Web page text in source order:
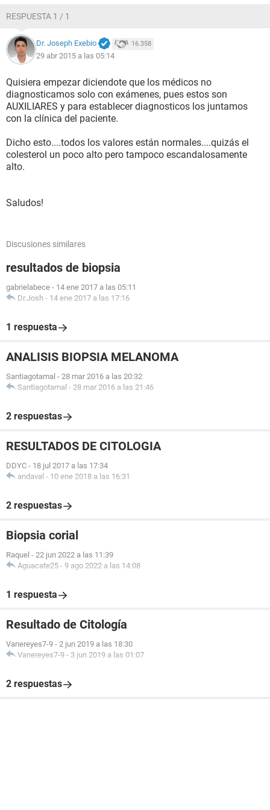
INTERPRETACION:
RESPUESTA 1 / 1
Dr. Joseph Exebio 16.358
29 abr 2015 a las 05:14
Quisiera empezar diciendote que los médicos no
diagnosticamos solo con exámenes, pues estos son
AUXILIARES y para establecer diagnosticos los juntamos
con la clínica del paciente.
Dicho esto....todos los valores están normales....quizás el
colesterol un poco alto pero tampoco escandalosamente
alto.
Saludos!
Discusiones similares
resultados de biopsia
gabrielabece - 14 ene 2017 a las 05:11
Dr.Josh - 14 ene 2017 a las 17:16
1 respuesta
ANALISIS BIOPSIA MELANOMA
Santiagotamal - 28 mar 2016 a las 20:32
Santiagotamal - 28 mar 2016 a las 21:46
2 respuestas
RESULTADOS DE CITOLOGIA
DDYC - 18 jul 2017 a las 17:34
andaval - 10 ene 2018 a las 16:31
2 respuestas
Biopsia corial
Raquel - 22 jun 2022 a las 11:39
Aguacate25 - 9 ago 2022 a las 14:08
1 respuesta
Resultado de Citología
Vanereyes7-9 - 2 jun 2019 a las 18:30
Vanereyes7-9 - 3 jun 2019 a las 01:07
2 respuestas